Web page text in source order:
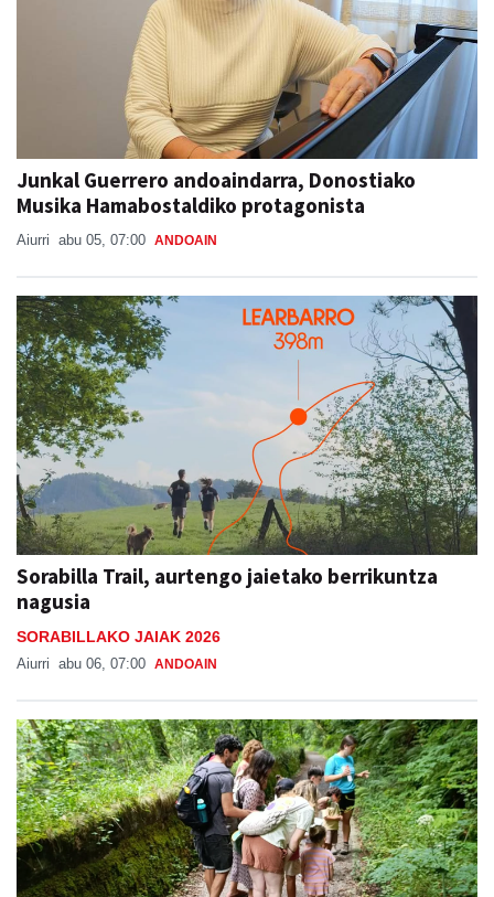
Junkal Guerrero andoaindarra, Donostiako
Musika Hamabostaldiko protagonista
Aiurri abu 05, 07:00 ANDOAIN
Sorabilla Trail, aurtengo jaietako berrikuntza
nagusia
SORABILLAKO JAIAK 2026
Aiurri abu 06, 07:00 ANDOAIN